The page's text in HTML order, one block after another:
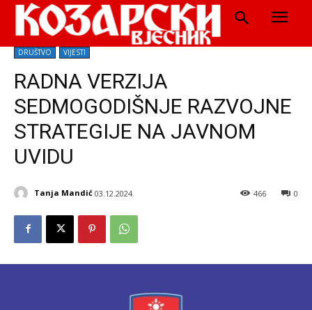
DRUŠTVO VIJESTI
RADNA VERZIJA
SEDMOGODIŠNJE RAZVOJNE
STRATEGIJE NA JAVNOM
UVIDU
Tanja Mandić 03.12.2024. 0
466